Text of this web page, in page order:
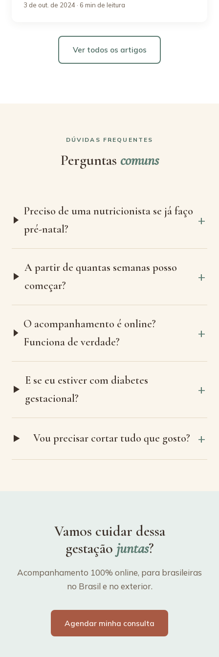
3 de out. de 2024 · 6 min de leitura
Ver todos os artigos
DÚVIDAS FREQUENTES
Perguntas comuns
Preciso de uma nutricionista se já faço
pré-natal?
A partir de quantas semanas posso
começar?
O acompanhamento é online?
Funciona de verdade?
E se eu estiver com diabetes
gestacional?
Vou precisar cortar tudo que gosto?
Vamos cuidar dessa
gestação juntas?
Acompanhamento 100% online, para brasileiras
no Brasil e no exterior.
Agendar minha consulta